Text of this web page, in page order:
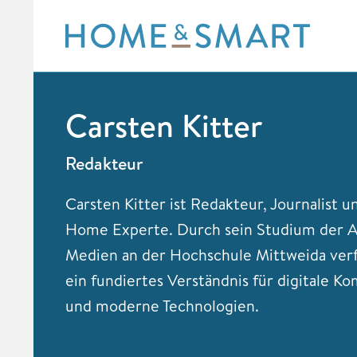
content
Carsten Kitter
Redakteur
Carsten Kitter ist Redakteur, Journalist
Home Experte. Durch sein Studium der
Medien an der Hochschule Mittweida
ein fundiertes Verständnis für digitale
und moderne Technologien.